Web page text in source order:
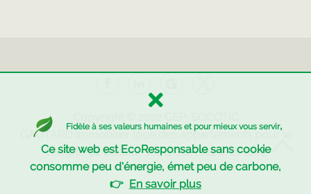
Fidèle à ses valeurs humaines et pour mieux vous servir,
Ce site web est EcoResponsable sans cookie
consomme peu d'énergie, émet peu de carbone,
👉 En savoir plus
GAUTARD Immobilier
loue des appartements pour le
compte de bailleur sur toute l'Indre-et-loire